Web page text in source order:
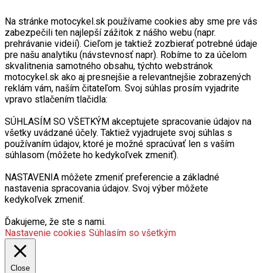
Na stránke motocykel.sk používame cookies aby sme pre vás
zabezpečili ten najlepší zážitok z nášho webu (napr.
prehrávanie videií). Cieľom je taktiež zozbierať potrebné údaje
pre našu analytiku (návstevnosť napr). Robíme to za účelom
skvalitnenia samotného obsahu, týchto webstránok
motocykel.sk ako aj presnejšie a relevantnejšie zobrazených
reklám vám, naším čitateľom. Svoj súhlas prosím vyjadrite
vpravo stlačením tlačidla:
SÚHLASÍM SO VŠETKÝM akceptujete spracovanie údajov na
všetky uvádzané účely. Taktiež vyjadrujete svoj súhlas s
používaním údajov, ktoré je možné spracúvať len s vaším
súhlasom (môžete ho kedykoľvek zmeniť).
NASTAVENIA môžete zmeniť preferencie a základné
nastavenia spracovania údajov. Svoj výber môžete
kedykoľvek zmeniť.
Ďakujeme, že ste s nami.
Nastavenie cookies Súhlasím so všetkým
Close